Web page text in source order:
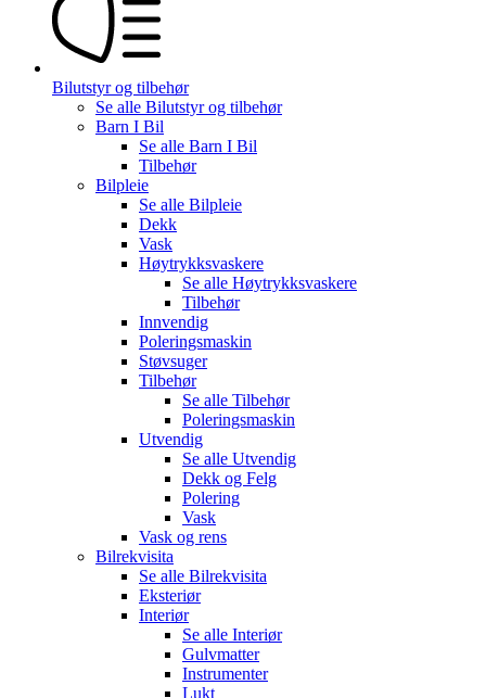
Bilutstyr og tilbehør
Se alle Bilutstyr og tilbehør
Barn I Bil
Se alle Barn I Bil
Tilbehør
Bilpleie
Se alle Bilpleie
Dekk
Vask
Høytrykksvaskere
Se alle Høytrykksvaskere
Tilbehør
Innvendig
Poleringsmaskin
Støvsuger
Tilbehør
Se alle Tilbehør
Poleringsmaskin
Utvendig
Se alle Utvendig
Dekk og Felg
Polering
Vask
Vask og rens
Bilrekvisita
Se alle Bilrekvisita
Eksteriør
Interiør
Se alle Interiør
Gulvmatter
Instrumenter
Lukt